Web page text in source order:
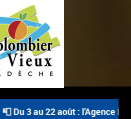
📮 Du 3 au 22 août : l'Agence